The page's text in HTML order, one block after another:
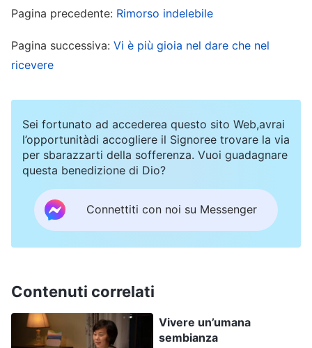
Tutti i posti di blocco sono strettamente
controllati. Anche se trovassi un luogo sicuro per
i libri, non sarei in grado di proteggerli se venissi
Sarebbe una perdita ancora più grave. Ma non
posso nemmeno lasciare i libri in luoghi non
sicuri. Cosa dovrei fare? La mia unica speranza è
che il lockdown venga revocato presto e che io
possa spostare i libri il prima possibile.
Giovedì 10 novembre 2022, nuvoloso con
Questa mattina ho guardato con ansia fuori dalla
persone che facevano il tampone. Non ho visto
Pagina precedente: Rimorso indelebile
Pagina successiva: Vi è più gioia nel dare che nel
ricevere
Sei fortunato ad accederea questo sito Web,avrai
l’opportunitàdi accogliere il Signoree trovare la via
per sbarazzarti della sofferenza. Vuoi guadagnare
questa benedizione di Dio?
Connettiti con noi su Messenger
Contenuti correlati
Vivere un’umana
sembianza